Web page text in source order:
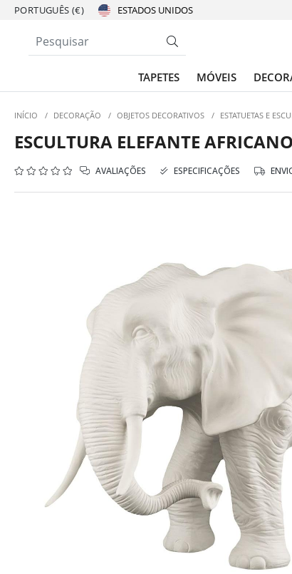
PORTUGUÊS (€)
TAPETES MÓVEIS
INÍCIO / DECORAÇÃO / OBJETOS DECORATIVOS / ESTATUETAS E
ESCULTURA ELEFANTE AFRICANO
AVALIAÇÕES ESPECIFICAÇÕES